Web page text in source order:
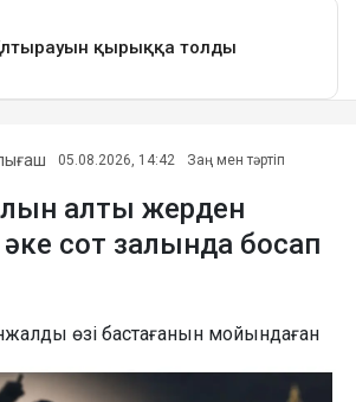
05.08.2026, 14:42 Заң мен тәртіп
алты жерден
әке сот залында босап
өзі бастағанын мойындаған